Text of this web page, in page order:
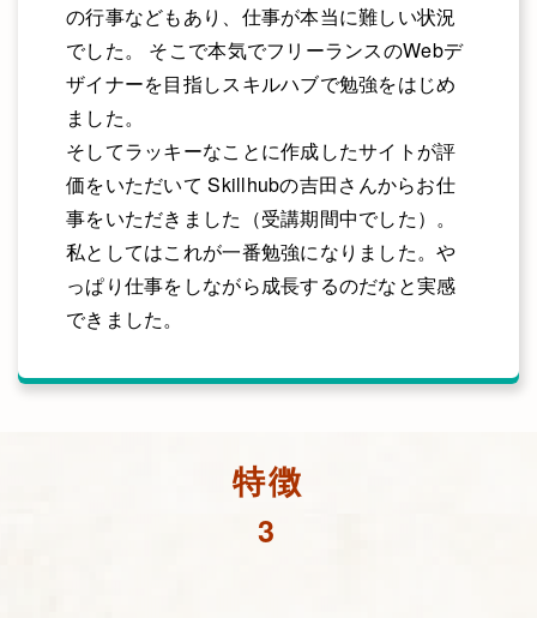
の行事などもあり、仕事が本当に難しい状況
でした。 そこで本気でフリーランスのWebデ
ザイナーを目指しスキルハブで勉強をはじめ
ました。
そしてラッキーなことに作成したサイトが評
価をいただいて Skillhubの吉田さんからお仕
事をいただきました（受講期間中でした）。
私としてはこれが一番勉強になりました。や
っぱり仕事をしながら成長するのだなと実感
できました。
特徴
3